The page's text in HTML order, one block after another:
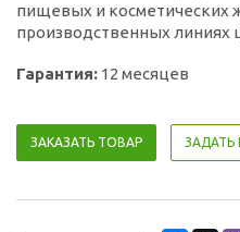
пищевых и косметических
производственных линиях
Гарантия: 12 месяцев
ЗАКАЗАТЬ ТОВАР ЗАДАТЬ